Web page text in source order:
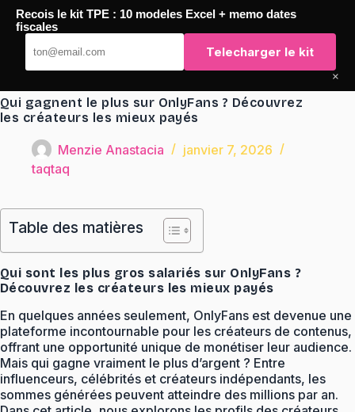
Passer
contenu
TaqTaq
Qui gagnent le plus sur OnlyFans ? Découvrez
les créateurs les mieux payés
Menzie Anastacia
janvier 7, 2026
taqtaq
Table des matières
Qui sont les plus gros salariés sur OnlyFans ?
Découvrez les créateurs les mieux payés
En quelques années seulement, OnlyFans est devenue une
plateforme incontournable pour les créateurs de contenus,
offrant une opportunité unique de monétiser leur audience.
Mais qui gagne vraiment le plus d’argent ? Entre
influenceurs, célébrités et créateurs indépendants, les
sommes générées peuvent atteindre des millions par an.
Recois le kit TPE : 10 modeles Excel + memo dates
fiscales
Telecharger le kit
×